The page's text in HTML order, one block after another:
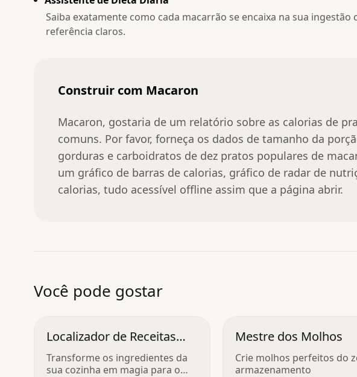
Saiba exatamente como cada macarrão se encaixa na sua
referência claros.
Construir com Macaron
Macaron, gostaria de um relatório sobre as calorias de
comuns. Por favor, forneça os dados de tamanho da
gorduras e carboidratos de dez pratos populares de
um gráfico de barras de calorias, gráfico de radar de
calorias, tudo acessível offline assim que a página abrir.
Você pode gostar
Localizador de Receitas
Pro
Transforme os ingredientes da
sua cozinha em magia para o
Mestre dos Molhos
Crie molhos perfeitos do
armazenamento